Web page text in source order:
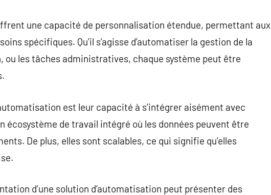
une capacité de personnalisation étendue, permettant aux
spécifiques. Qu’il s’agisse d’automatiser la gestion de la
les tâches administratives, chaque système peut être
est leur capacité à s’intégrer aisément avec
écosystème de travail intégré où les données peuvent être
De plus, elles sont scalables, ce qui signifie qu’elles
d’une solution d’automatisation peut présenter des